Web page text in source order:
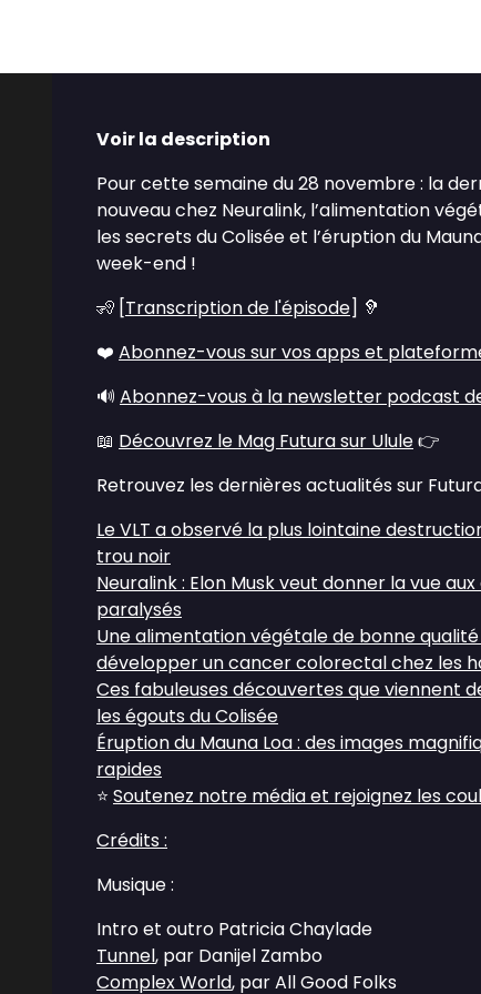
Voir la description
Pour cette semaine du 28 novembre : la
nouveau chez Neuralink, l’alimentation
les secrets du Colisée et l’éruption du
week-end !
🧏 [Transcription de l'épisode] 🦻
❤️ Abonnez-vous sur vos apps et
🔊 Abonnez-vous à la newsletter podcast
📖 Découvrez le Mag Futura sur Ulule👉
Retrouvez les dernières actualités sur
Le VLT a observé la plus lointaine
trou noir
Neuralink : Elon Musk veut donner la vue
paralysés
Une alimentation végétale de bonne
développer un cancer colorectal chez les
Ces fabuleuses découvertes que viennent
les égouts du Colisée
Éruption du Mauna Loa : des images
rapides
⭐ Soutenez notre média et rejoignez les
Crédits :
Musique :
Intro et outro Patricia Chaylade
Tunnel, par Danijel Zambo
Complex World, par All Good Folks